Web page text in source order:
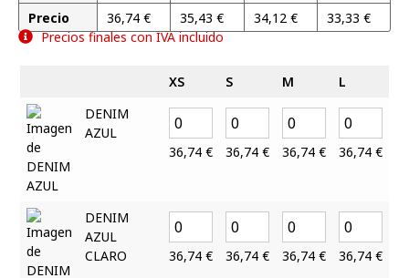
Precio
36,74 €
35,43€
34,12 €
33,33 €
Precios finales con IVA incluido
XS S M L
DENIM
AZUL
36,74 € 36,74 € 36,74 € 36,74 €
DENIM
AZUL
CLARO
36,74 € 36,74 € 36,74 € 36,74 €